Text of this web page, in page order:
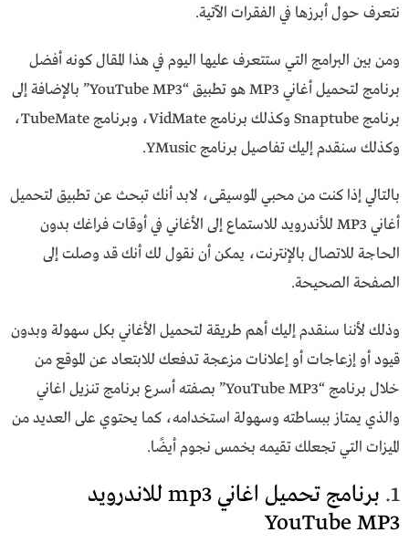
نتعرف حول أبرزها في الفقرات الآتية.
ومن بين البرامج التي ستتعرف عليها اليوم في هذا المقال كونه أفضل
برنامج لتحميل أغاني MP3 هو تطبيق “YouTube MP3” بالإضافة إلى
برنامج Snaptube وكذلك برنامج VidMate، وبرنامج TubeMate،
وكذلك سنقدم إليك تفاصيل برنامج YMusic.
بالتالي إذا كنت من محبي الموسيقى، لابد أنك تبحث عن تطبيق لتحميل
أغاني MP3 للأندرويد للاستماع إلى الأغاني في أوقات فراغك بدون
الحاجة للاتصال بالإنترنت، يمكن أن نقول لك أنك قد وصلت إلى
الصفحة الصحيحة.
وذلك لأننا سنقدم إليك أهم طريقة لتحميل الأغاني بكل سهولة وبدون
قيود أو إزعاجات أو إعلانات مزعجة تدفعك للابتعاد عن الموقع من
خلال برنامج “YouTube MP3” بصفته أسرع برنامج تنزيل اغاني
والذي يمتاز ببساطته وسهولة استخدامه، كما يحتوي على العديد من
الميزات التي تجعلك تقيمه بخمس نجوم أيضًا.
1.
برنامج تحميل اغاني mp3 للاندرويد
YouTube MP3